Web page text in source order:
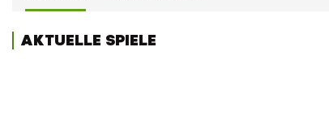
AKTUELLE SPIELE